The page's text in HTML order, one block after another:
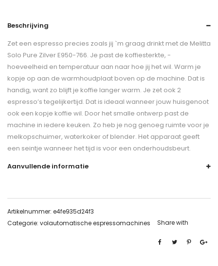
Beschrijving
Zet een espresso precies zoals jij `m graag drinkt met de Melitta
Solo Pure Zilver E950-766. Je past de koffiesterkte, -
hoeveelheid en temperatuur aan naar hoe jij het wil. Warm je
kopje op aan de warmhoudplaat boven op de machine. Dat is
handig, want zo blijft je koffie langer warm. Je zet ook 2
espresso’s tegelijkertijd. Dat is ideaal wanneer jouw huisgenoot
ook een kopje koffie wil. Door het smalle ontwerp past de
machine in iedere keuken. Zo heb je nog genoeg ruimte voor je
melkopschuimer, waterkoker of blender. Het apparaat geeft
een seintje wanneer het tijd is voor een onderhoudsbeurt.
Aanvullende informatie
Artikelnummer: e4fe935d24f3
Categorie: volautomatische espressomachines Share with